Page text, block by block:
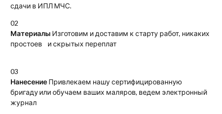
сдачи в ИПЛ МЧС.
02
Материалы Изготовим и доставим к старту работ, никаких
простоев и скрытых переплат
03
Нанесение Привлекаем нашу сертифицированную
бригаду или обучаем ваших маляров, ведем электронный
журнал